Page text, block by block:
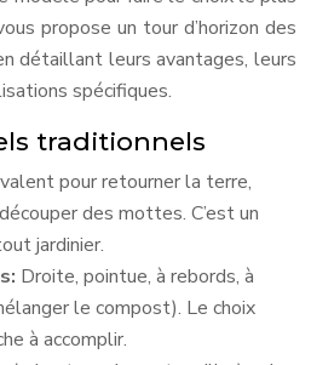
propose un tour d’horizon des
détaillant leurs avantages, leurs
spécifiques.
traditionnels
pour retourner la terre,
des mottes. C’est un
jardinier.
Droite, pointue, à rebords, à
le compost). Le choix
à accomplir.